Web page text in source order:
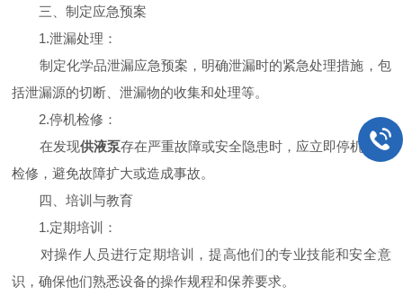
三、制定应急预案
1.泄漏处理：
制定化学品泄漏应急预案，明确泄漏时的紧急处理措施，包
括泄漏源的切断、泄漏物的收集和处理等。
2.停机检修：
在发现供液泵存在严重故障或安全隐患时，应立即停机进行
检修，避免故障扩大或造成事故。
四、培训与教育
1.定期培训：
对操作人员进行定期培训，提高他们的专业技能和安全意
识，确保他们熟悉设备的操作规程和保养要求。